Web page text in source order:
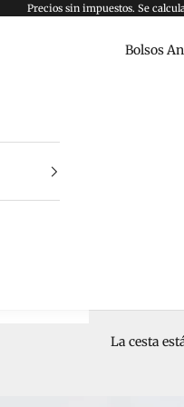
Precios sin impuestos. Se
Bolsos
La cesta